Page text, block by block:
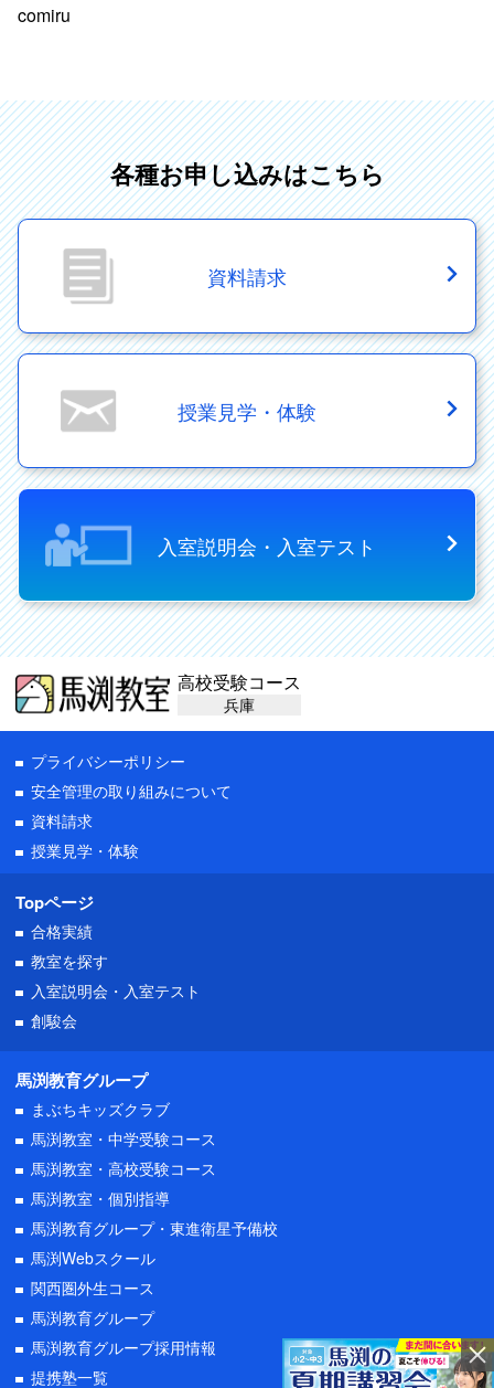
comiru
各種お申し込みはこちら
資料請求
授業見学・体験
入室説明会・入室テスト
高校受験コース
兵庫
プライバシーポリシー
安全管理の取り組みについて
資料請求
授業見学・体験
Topページ
合格実績
教室を探す
入室説明会・ 入室テスト
創駿会
馬渕教育グループ
まぶちキッズクラブ
馬渕教室・中学受験コース
馬渕教室・高校受験コース
馬渕教室・個別指導
馬渕教育グループ・東進衛星予備校
馬渕Webスクール
関西圏外生コース
馬渕教育グループ
馬渕教育グループ採用情報
提携塾一覧